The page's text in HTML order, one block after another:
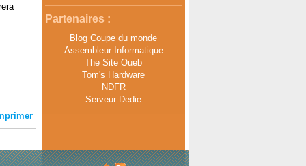
Partenaires :
Blog Coupe du monde
Assembleur Informatique
The Site Oueb
Tom's Hardware
NDFR
Serveur Dedie